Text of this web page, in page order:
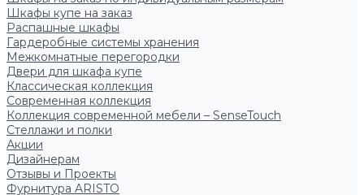
Шкафы купе на заказ
Распашные шкафы
Гардеробные системы хранения
Межкомнатные перегородки
Двери для шкафа купе
Классическая коллекция
Современная коллекция
Коллекция современной мебели – SenseTouch
Стеллажи и полки
Акции
Дизайнерам
Отзывы и Проекты
Фурнитура ARISTO